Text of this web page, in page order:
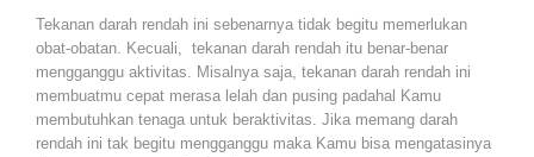
Tekanan darah rendah ini sebenarnya tidak begitu memerlukan
obat-obatan. Kecuali, tekanan darah rendah itu benar-benar
mengganggu aktivitas. Misalnya saja, tekanan darah rendah ini
membuatmu cepat merasa lelah dan pusing padahal Kamu
membutuhkan tenaga untuk beraktivitas. Jika memang darah
rendah ini tak begitu mengganggu maka Kamu bisa mengatasinya